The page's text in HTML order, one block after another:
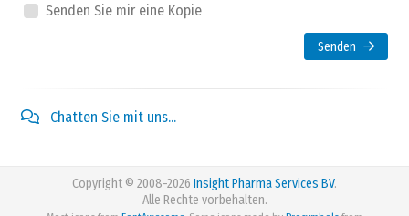
Senden Sie mir eine Kopie
Senden
Chatten Sie mit uns...
Copyright © 2008-2026 Insight Pharma Services BV.
Alle Rechte vorbehalten.